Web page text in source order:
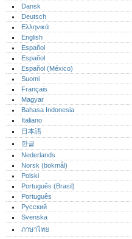
Dansk
Deutsch
Ελληνικά
English
Español
Español
Español (México)‎
Suomi
Français
Magyar
Bahasa Indonesia
Italiano
日本語
한글
Nederlands
Norsk (bokmål)‎
Polski
Português (Brasil)
Português‎
Русский
Svenska
ภาษาไทย